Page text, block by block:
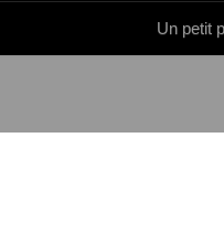
Un petit